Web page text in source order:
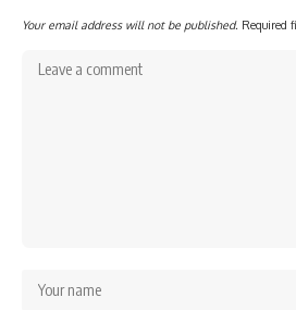
Your email address will not be published. Required